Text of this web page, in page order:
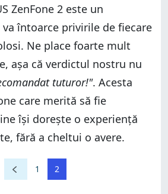
ZenFone 2 este un
întoarce privirile de fiecare
Ne place foarte mult
așa că verdictul nostru nu
tuturor!". Acesta
care merită să fie
își dorește o experiență
fără a cheltui o avere.
1 2